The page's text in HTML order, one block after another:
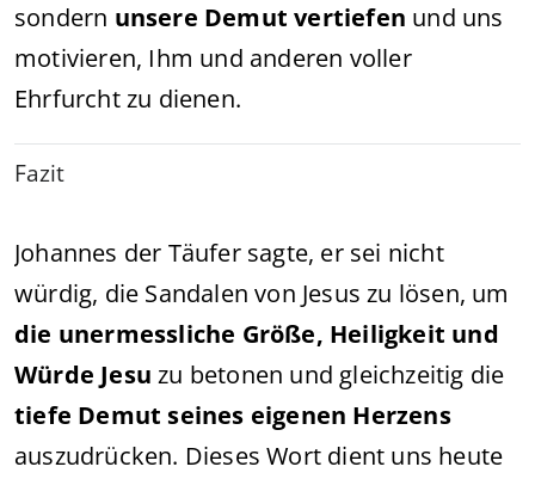
sondern unsere Demut vertiefen und uns
motivieren, Ihm und anderen voller
Ehrfurcht zu dienen.
Fazit
Johannes der Täufer sagte, er sei nicht
würdig, die Sandalen von Jesus zu lösen, um
die unermessliche Größe, Heiligkeit und
Würde Jesu zu betonen und gleichzeitig die
tiefe Demut seines eigenen Herzens
auszudrücken. Dieses Wort dient uns heute